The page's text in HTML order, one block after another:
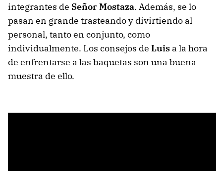
integrantes de Señor Mostaza. Además, se lo
pasan en grande trasteando y divirtiendo al
personal, tanto en conjunto, como
individualmente. Los consejos de Luis a la hora
de enfrentarse a las baquetas son una buena
muestra de ello.